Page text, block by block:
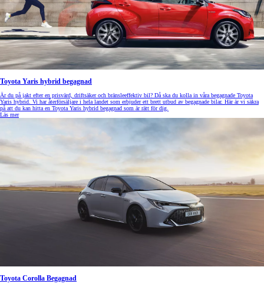
Toyota Yaris hybrid begagnad
Är du på jakt efter en prisvärd, driftsäker och bränsleeffektiv bil? Då ska du kolla in våra begagnade Toyota
Yaris hybrid. Vi har återförsäljare i hela landet som erbjuder ett brett utbud av begagnade bilar. Här är vi säkra
på att du kan hitta en Toyota Yaris hybrid begagnad som är rätt för dig.
Läs mer
Toyota Corolla Begagnad